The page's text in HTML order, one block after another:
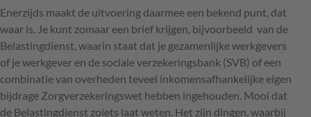
Enerzijds maakt de uitvoering daarmee een bekend punt, dat
waar is. Je kunt zomaar een brief krijgen, bijvoorbeeld van de
Belastingdienst, waarin staat dat je gezamenlijke werkgevers
of je werkgever en de sociale verzekeringsbank (SVB) of een
combinatie van overheden teveel inkomensafhankelijke eigen
bijdrage Zorgverzekeringswet hebben ingehouden. Mooi dat
de Belastingdienst zoiets laat weten. Het zijn dingen, waarbij